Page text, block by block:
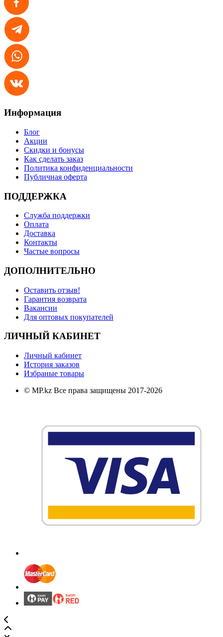
Информация
Блог
Акции
Скидки и бонусы
Как сделать заказ
Политика конфиденциальности
Публичная оферта
ПОДДЕРЖКА
Служба поддержки
Оплата
Доставка
Контакты
Частые вопросы
ДОПОЛНИТЕЛЬНО
Оставить отзыв!
Гарантия возврата
Вакансии
Для оптовых покупателей
ЛИЧНЫЙ КАБИНЕТ
Личный кабинет
История заказов
Избраные товары
© MP.kz Все права защищены 2017-2026